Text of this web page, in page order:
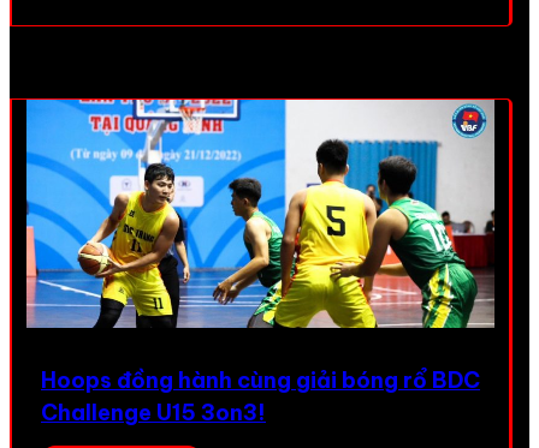
Hoops đồng hành cùng giải bóng rổ BDC
Challenge U15 3on3!